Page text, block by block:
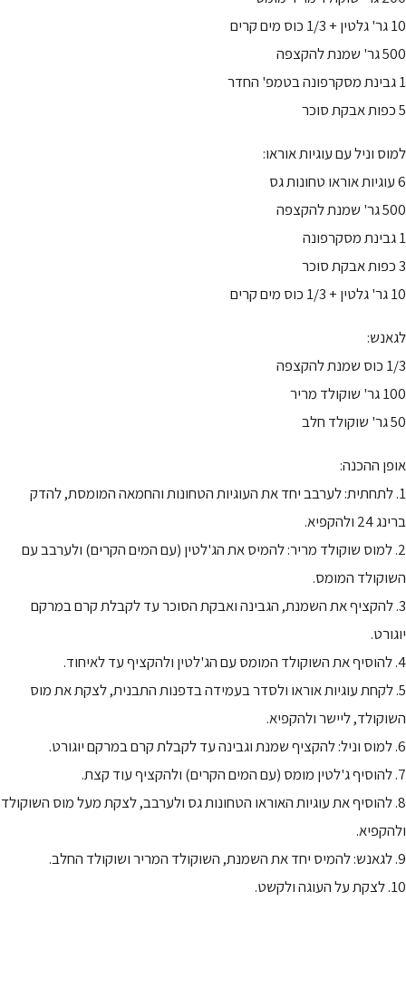
10 גר' גלטין + 1/3 כוס מים קרים
500 גר' שמנת להקצפה
1 גבינת מסקרפונה בטמפ' החדר
5 כפות אבקת סוכר
למוס וניל עם עוגיות אוראו:
6 עוגיות אוראו טחונות גס
500 גר' שמנת להקצפה
1 גבינת מסקרפונה
3 כפות אבקת סוכר
10 גר' גלטין + 1/3 כוס מים קרים
לגאנש:
1/3 כוס שמנת להקצפה
100 גר' שוקולד מריר
50 גר' שוקולד חלב
אופן ההכנה:
1. לתחתית: לערבב יחד את העוגיות הטחונות והחמאה המומסת, להדק
ברינג 24 ולהקפיא.
2. למוס שוקולד מריר: להמיס את הג'לטין (עם המים הקרים) ולערבב עם
השוקולד המומס.
3. להקציף את השמנת, הגבינה ואבקת הסוכר עד לקבלת קרם במרקם
יוגורט.
4. להוסיף את השוקולד המומס עם הג'לטין ולהקציף עד לאיחוד.
5. לקחת עוגיות אוראו ולסדר בעמידה בדפנות התבנית, לצקת את מוס
השוקולד, ליישר ולהקפיא.
6. למוס וניל: להקציף שמנת וגבינה עד לקבלת קרם במרקם יוגורט.
7. להוסיף ג'לטין מומס (עם המים הקרים) ולהקציף עוד קצת.
8. להוסיף את עוגיות האוראו הטחונות גס ולערבב, לצקת מעל מוס השוקולד
ולהקפיא.
9. לגאנש: להמיס יחד את השמנת, השוקולד המריר ושוקולד החלב.
10. לצקת על העוגה ולקשט.